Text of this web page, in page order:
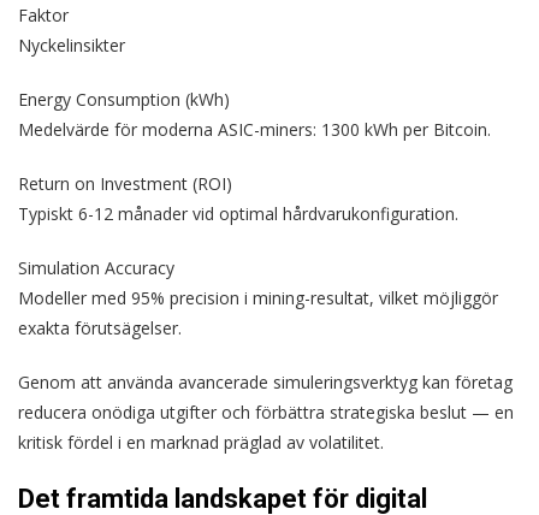
Faktor
Nyckelinsikter
Energy Consumption (kWh)
Medelvärde för moderna ASIC-miners: 1300 kWh per Bitcoin.
Return on Investment (ROI)
Typiskt 6-12 månader vid optimal hårdvarukonfiguration.
Simulation Accuracy
Modeller med 95% precision i mining-resultat, vilket möjliggör
exakta förutsägelser.
Genom att använda avancerade simuleringsverktyg kan företag
reducera onödiga utgifter och förbättra strategiska beslut — en
kritisk fördel i en marknad präglad av volatilitet.
Det framtida landskapet för digital